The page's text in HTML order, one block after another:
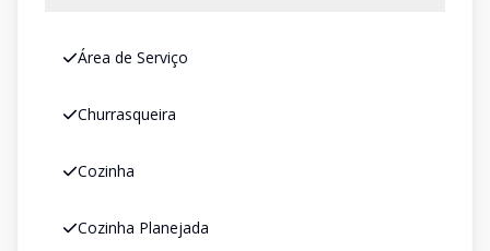
Área de Serviço
Churrasqueira
Cozinha
Cozinha Planejada